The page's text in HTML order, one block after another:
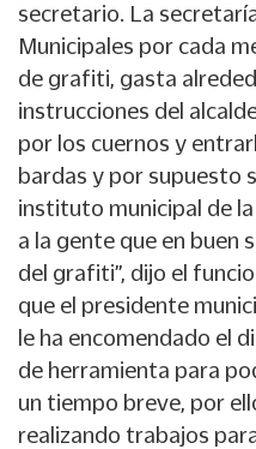
secretario. La
Municipales por cada
de grafiti, gasta
instrucciones del
por los cuernos y
bardas y por supuesto
instituto municipal de
a la gente que en buen
del grafiti”, dijo el
que el presidente
le ha encomendado el
de herramienta para
un tiempo breve, por
realizando trabajos